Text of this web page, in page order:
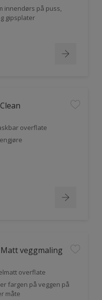
innendørs på puss,
gipsplater
overflate
veggmaling
overflate
fargen på veggen på
måte